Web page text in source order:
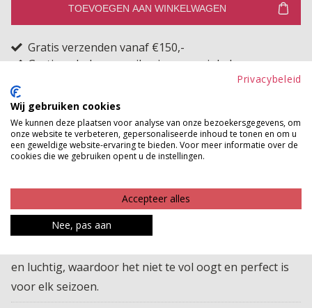
TOEVOEGEN AAN WINKELWAGEN
Gratis verzenden vanaf €150,-
Gratis ophalen en ruilen in onze winkels
Dit mooie dunne rechthoekige sjaaltje heeft een hele
leuke print en is ideaal om je outfit compleet te maken.
sjaaltje, waardoor alles mooi samenkomt. Je kunt het
op verschillende manieren knopen en dragen, leuk om
inspiratie op te doen via de foto?s die wij hiervoor op
en luchtig, waardoor het niet te vol oogt en perfect is
voor elk seizoen.
Privacybeleid
Wij gebruiken cookies
We kunnen deze plaatsen voor analyse van onze bezoekersgegevens, om
onze website te verbeteren, gepersonaliseerde inhoud te tonen en om u
een geweldige website-ervaring te bieden. Voor meer informatie over de
cookies die we gebruiken opent u de instellingen.
Accepteer alles
Nee, pas aan